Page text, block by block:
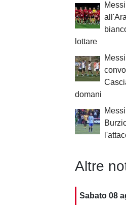
lottare
domani
Altre
Sabato 08